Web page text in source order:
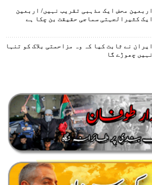
اربعین محض ایک مذہبی تقریب نہیں/ اربعین
ایک کثیرالجہتی سماجی حقیقت بن چکا ہے
ایران نے ثابت کیا کہ وہ مزاحمتی بلاک کو تنہا
نہیں چھوڑے گا